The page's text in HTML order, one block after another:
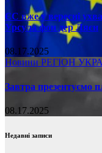
ЄС вже у вересні
Урсула фон дер Ляєн
08.17.2025
Новини РЕГІОН
Завтра презентуємо
08.17.2025
Недавні записи